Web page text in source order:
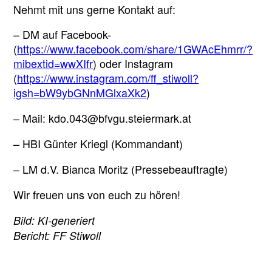
Nehmt mit uns gerne Kontakt auf:
– DM auf Facebook-
(https://www.facebook.com/share/1GWAcEhmrr/?
mibextid=wwXIfr) oder Instagram
(https://www.instagram.com/ff_stiwoll?
igsh=bW9ybGNnMGlxaXk2)
– Mail: kdo.043@bfvgu.steiermark.at
– HBI Günter Kriegl (Kommandant)
– LM d.V. Bianca Moritz (Pressebeauftragte)
Wir freuen uns von euch zu hören!
Bild: KI-generiert
Bericht: FF Stiwoll